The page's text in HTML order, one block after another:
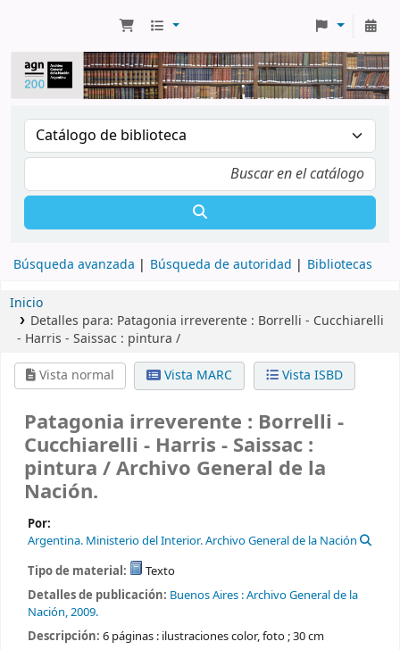
Búsqueda avanzada Búsqueda de autoridad Bibliotecas
Inicio
Detalles para: Patagonia irreverente : Borrelli - Cucchiarelli
- Harris - Saissac : pintura /
Vista normal
Vista MARC Vista ISBD
Patagonia irreverente : Borrelli -
Cucchiarelli - Harris - Saissac :
pintura /Archivo General de la
Nación.
Por:
Argentina. Ministerio del Interior. Archivo General de la Nación
Tipo de material:
Texto
Detalles de publicación: Buenos Aires :Archivo General de la
Nación,2009.
Descripción: 6 páginas : ilustraciones color, foto ; 30 cm